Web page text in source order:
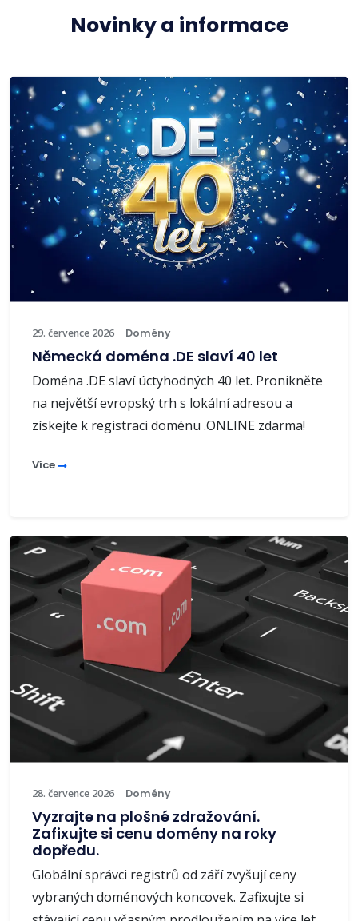
Novinky a informace
29. července 2026 Domény
Německá doména .DE slaví 40 let
Doména .DE slaví úctyhodných 40 let. Pronikněte
na největší evropský trh s lokální adresou a
získejte k registraci doménu .ONLINE zdarma!
Více
28. července 2026 Domény
Vyzrajte na plošné zdražování.
Zafixujte si cenu domény na roky
dopředu.
Globální správci registrů od září zvyšují ceny
vybraných doménových koncovek. Zafixujte si